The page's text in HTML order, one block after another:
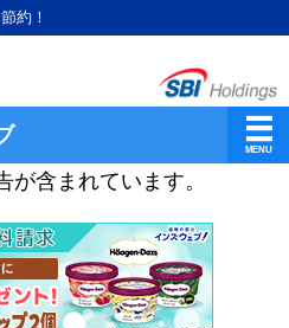
約！
含まれています。